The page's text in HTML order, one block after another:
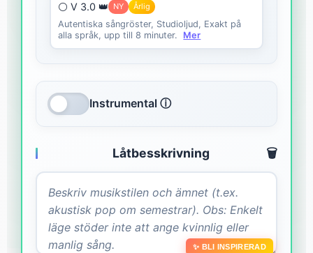
⚪ V 3.0 👑 NY Årlig
Autentiska sångröster, Studioljud, Exakt på
alla språk, upp till 8 minuter.
Mer
Instrumental ⓘ
Låtbesskrivning 🗑️
✨ BLI INSPIRERAD